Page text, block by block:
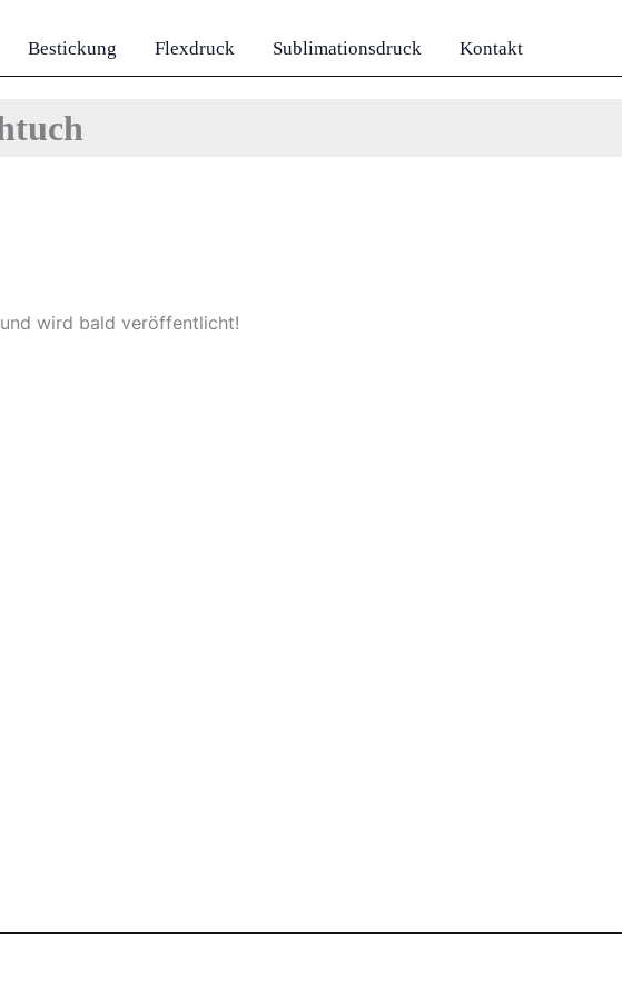
Bestickung Flexdruck Sublimationsdruck Kontakt
wird bald veröffentlicht!